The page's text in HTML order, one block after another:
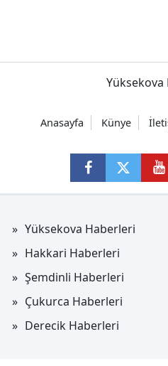
Anasayfa Künye
Yüksekova Haberleri
Hakkari Haberleri
Şemdinli Haberleri
Çukurca Haberleri
Derecik Haberleri